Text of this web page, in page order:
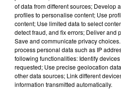
FIL D'ACTUS
of data from different sources; Develop
profiles to personalise content; Use
content; Use limited data to select
detect fraud, and fix errors; Deliver and
Save and communicate privacy
process personal data such as IP
following functionalities: Identify
requested; Use precise geolocation
other data sources; Link different
information transmitted automatically.